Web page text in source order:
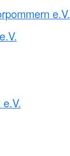
e.V.